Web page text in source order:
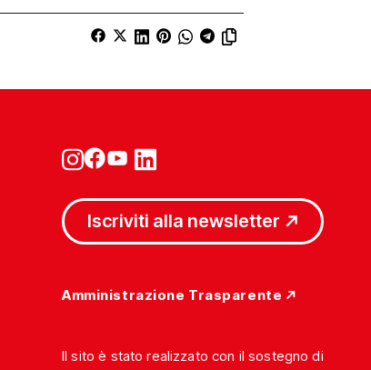
Iscriviti alla newsletter
Amministrazione Trasparente
Il sito è stato realizzato con il sostegno di